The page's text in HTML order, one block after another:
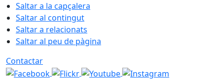
Saltar a la capçalera
Saltar al contingut
Saltar a relacionats
Saltar al peu de pàgina
Contactar